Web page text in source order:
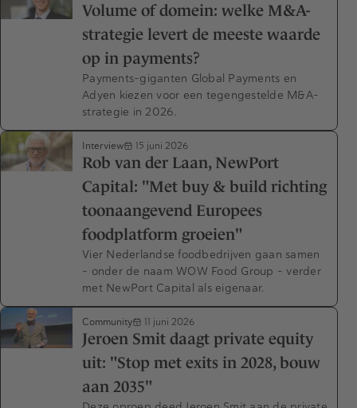
Volume of domein: welke M&A-
strategie levert de meeste waarde
op in payments?
Payments-giganten Global Payments en
Adyen kiezen voor een tegengestelde M&A-
strategie in 2026.
Interview 15 juni 2026
Rob van der Laan, NewPort
Capital: "Met buy & build richting
toonaangevend Europees
foodplatform groeien"
Vier Nederlandse foodbedrijven gaan samen
– onder de naam WOW Food Group – verder
met NewPort Capital als eigenaar.
Community 11 juni 2026
Jeroen Smit daagt private equity
uit: "Stop met exits in 2028, bouw
aan 2035"